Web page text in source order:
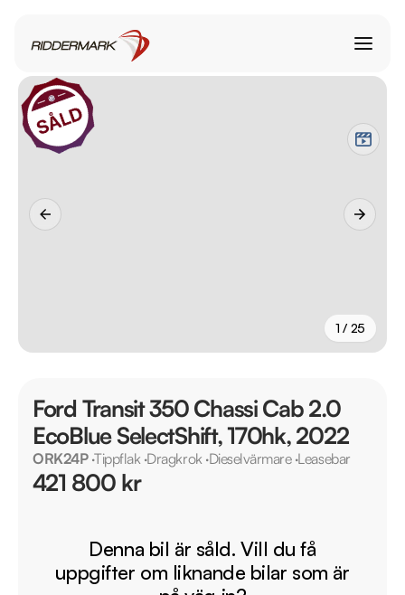
1 / 25
Ford Transit 350 Chassi Cab 2.0
EcoBlue SelectShift, 170hk, 2022
ORK24P·Tippflak·Dragkrok·Dieselvärmare·Leasebar
421 800 kr
Denna bil är såld. Vill du få
uppgifter om liknande bilar som är